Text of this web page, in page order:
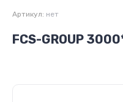
Артикул: нет
FCS-GROUP